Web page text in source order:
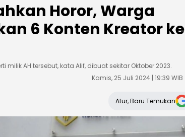
Horor, Warga
6 Konten Kreator ke
AH tersebut, kata Alif, dibuat sekitar Oktober 2023.
Kamis, 25 Juli 2024 | 19:39 WIB
Atur, Baru Temukan